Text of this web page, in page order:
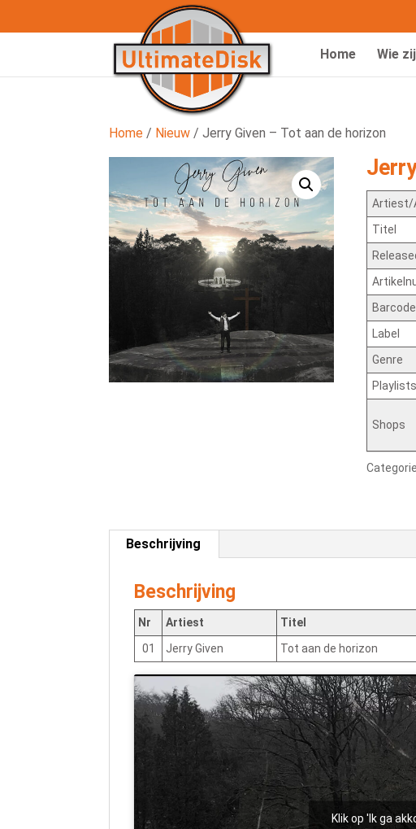
Home Wie
Home / Nieuw / Jerry Given – Tot aan de horizon
Artiest/
Titel
Barcode
Label
Genre
Playlists
Shops
Beschrijving
Beschrijving
Nr Artiest Titel
01
Jerry Given Tot aan de horizon
Klik op 'Ik ga